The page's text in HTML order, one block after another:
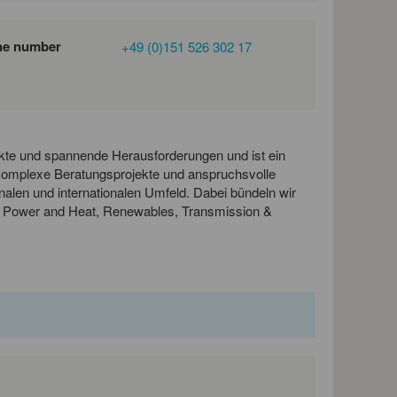
number +49 (0)151 526 302 17
und spannende Herausforderungen und ist ein
Beratungsprojekte und anspruchsvolle
und internationalen Umfeld. Dabei bündeln wir
and Heat, Renewables, Transmission &